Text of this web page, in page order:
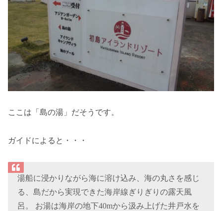
ここは「島の湯」だそうです。
ガイドによると・・・
湯船に浸かりながら海に溶け込み、海の丸さを感じ
る、島だから実現できた海岸線ぎりぎりの露天風
呂。 お湯は海岸の地下40mから汲み上げた井戸水を